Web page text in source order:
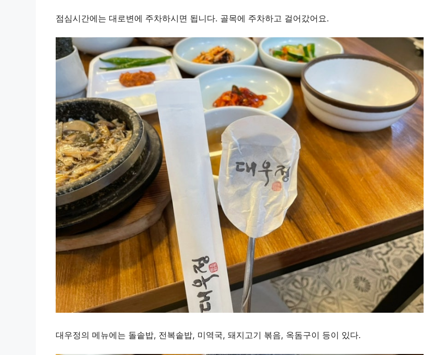
점심시간에는 대로변에 주차하시면 됩니다. 골목에 주차하고 걸어갔어요.
대우정의 메뉴에는 돌솥밥, 전복솥밥, 미역국, 돼지고기 볶음, 옥돔구이 등이 있다.